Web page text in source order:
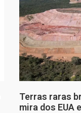
Terras raras
mira dos EUA